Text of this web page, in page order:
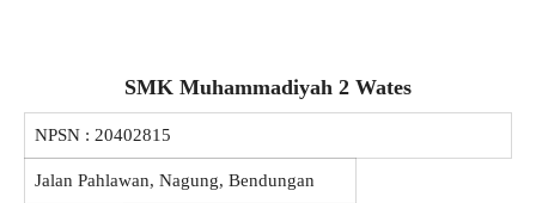
SMK Muhammadiyah 2 Wates
NPSN : 20402815
Jalan Pahlawan, Nagung, Bendungan